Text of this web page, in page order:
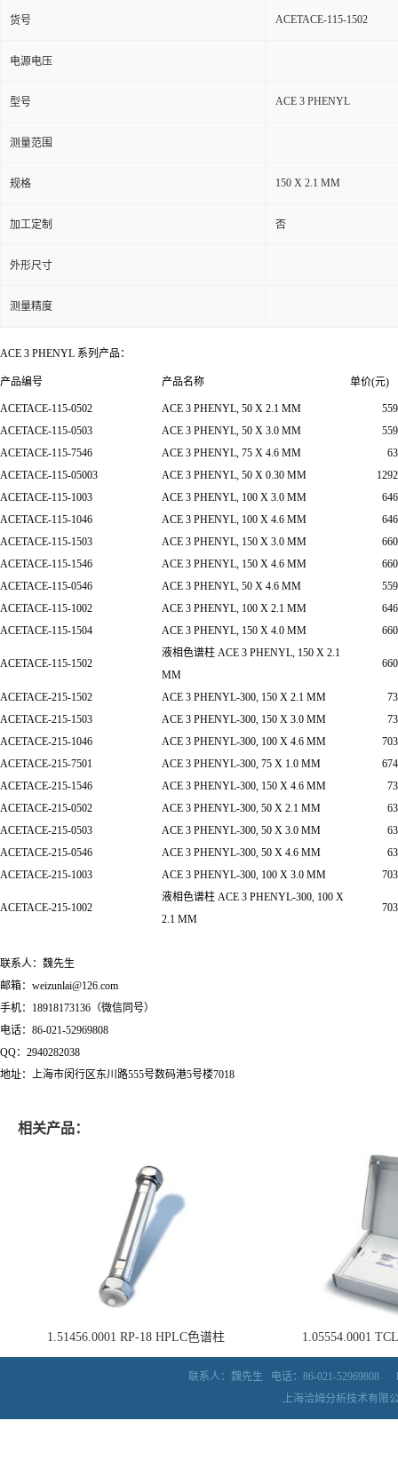
货号 ACETACE-115-1502
电源电压
型号 ACE 3 PHENYL
测量范围
规格 150 X 2.1 MM
加工定制 否
外形尺寸
测量精度
ACE 3 PHENYL 系列产品：
产品编号 产品名称 单价(元)
ACETACE-115-0502 ACE 3 PHENYL, 50 X 2.1 MM
ACETACE-115-0503
ACE 3 PHENYL, 50 X 3.0 MM
ACETACE-115-7546
ACE 3 PHENYL, 75 X 4.6 MM
ACETACE-115-05003
ACE 3 PHENYL, 50 X 0.30 MM
ACETACE-115-1003
ACE 3 PHENYL, 100 X 3.0 MM
ACETACE-115-1046
ACE 3 PHENYL, 100 X 4.6 MM
ACETACE-115-1503
ACE 3 PHENYL, 150 X 3.0 MM
ACETACE-115-1546
ACE 3 PHENYL, 150 X 4.6 MM
ACETACE-115-0546
ACE 3 PHENYL, 50 X 4.6 MM
ACETACE-115-1002
ACE 3 PHENYL, 100 X 2.1 MM
ACETACE-115-1504
ACE 3 PHENYL, 150 X 4.0 MM
ACETACE-115-1502
液相色谱柱 ACE 3 PHENYL, 150 X 2.1
MM
ACETACE-215-1502 ACE 3 PHENYL-300, 150 X 2.1 MM
ACETACE-215-1503
ACE 3 PHENYL-300, 150 X 3.0 MM
ACETACE-215-1046
ACE 3 PHENYL-300, 100 X 4.6 MM
ACETACE-215-7501
ACE 3 PHENYL-300, 75 X 1.0 MM
ACETACE-215-1546
ACE 3 PHENYL-300, 150 X 4.6 MM
ACETACE-215-0502
ACE 3 PHENYL-300, 50 X 2.1 MM
ACETACE-215-0503
ACE 3 PHENYL-300, 50 X 3.0 MM
ACETACE-215-0546
ACE 3 PHENYL-300, 50 X 4.6 MM
ACETACE-215-1003
ACE 3 PHENYL-300, 100 X 3.0 MM
ACETACE-215-1002
液相色谱柱 ACE 3 PHENYL-300, 100 X
2.1 MM
联系人：魏先生
邮箱：weizunlai@126.com
手机：18918173136（微信同号）
电话：86-021-52969808
QQ：2940282038
地址：上海市闵行区东川路555号数码港5号楼7018
相关产品：
1.51456.0001 RP-18 HPLC色谱柱 1.05554.0001
联系人：魏先生 电话：86-021-52969808
上海洽姆分析技术有限